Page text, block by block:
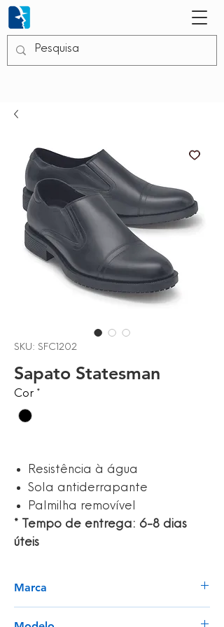
SKU: SFC1202
Sapato Statesman
Cor *
Resistência à água
Sola antiderrapante
Palmilha removível
* Tempo de entrega: 6-8 dias
úteis
Marca